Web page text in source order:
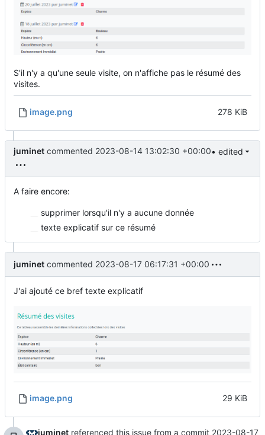
S'il n'y a qu'une seule visite, on n'affiche pas le résumé des
visites.
image.png 278 KiB
juminet commented 2023-08-14 13:02:30 +00:00• edited
A faire encore:
supprimer lorsqu'il n'y a aucune donnée
texte explicatif sur ce résumé
juminet commented 2023-08-17 06:17:31 +00:00
J'ai ajouté ce bref texte explicatif
image.png 29 KiB
juminet referenced this issue from a commit 2023-08-17